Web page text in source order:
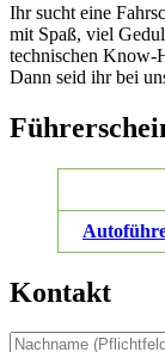
Ihr sucht eine
mit Spaß, viel
technischen Know-
Dann seid ihr bei
Kontakt